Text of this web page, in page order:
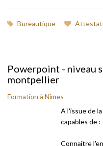
Bureautique
Powerpoint - niveau
montpellier
Formation à Nîmes
A l'issue de
capables de :
Connaitre